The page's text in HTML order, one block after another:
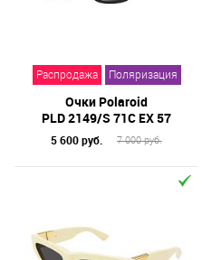
Распродажа Поляризация
Очки Polaroid
PLD 2149/S 71C EX 57
5 600 руб. 7 000 руб.